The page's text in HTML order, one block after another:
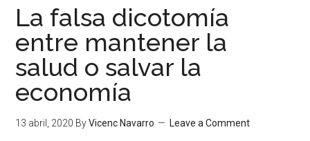
La falsa dicotomía
entre mantener la
salud o salvar la
economía
13 abril, 2020 ByVicenc Navarro Leave a Comment